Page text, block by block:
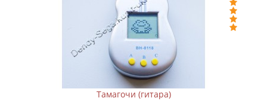
Тамагочи (гитара)